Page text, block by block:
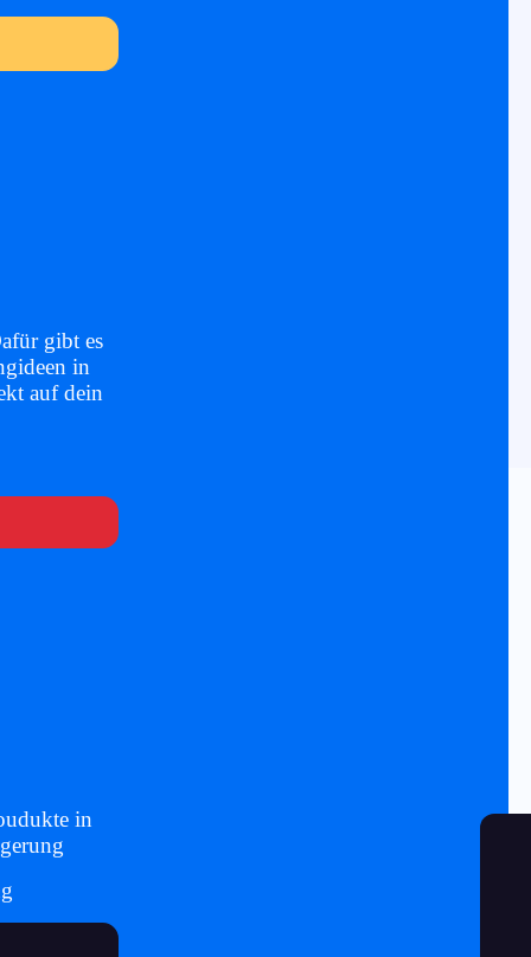
gibt es
in
auf dein
in